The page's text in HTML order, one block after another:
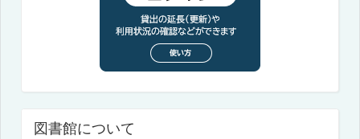
図書館について